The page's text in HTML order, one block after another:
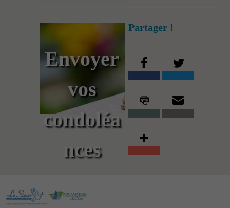
Envoyer
vos
condoléa
nces
Partager !